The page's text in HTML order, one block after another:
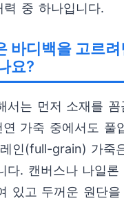
중 하나입니다.
바디백을 고르려
요?
서는 먼저 소재를 꼼
연 가죽 중에서도 풀
인(full-grain) 가죽
다. 캔버스나 나일론
있고 두꺼운 원단